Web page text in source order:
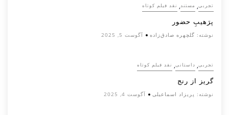
تجربی, مستند, نقد فیلم کوتاه
پرَهیب‌ِ حضور
نوشته: گلچهره صادق‌زاده آگوست 5, 2025
تجربی, داستانی, نقد فیلم کوتاه
گریز از رنج
نوشته: پریزاد اسماعیلی آگوست 4, 2025